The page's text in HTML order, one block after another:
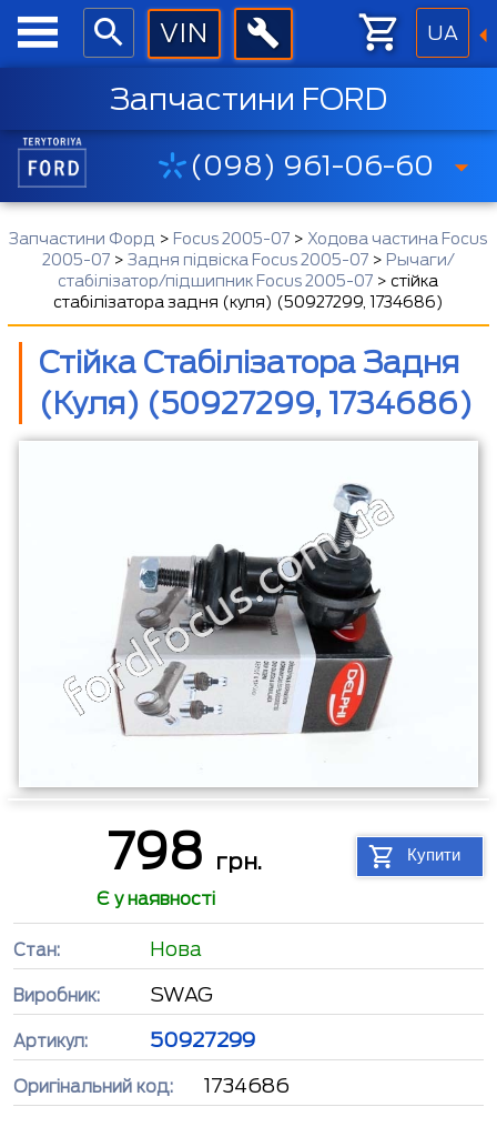
UA
Запчастини FORD
(098) 961-06-60
Запчастини Форд > Focus 2005-07 > Ходова частина Focus
2005-07> Задня підвіска Focus 2005-07> Рычаги/
стабілізатор/підшипник Focus 2005-07 > стійка
стабілізатора задня (куля) (50927299, 1734686)
Стійка Стабілізатора Задня
(куля) (50927299, 1734686)
798 грн. Купити
Є у наявності
Стан: Нова
Виробник: SWAG
Артикул: 50927299
Оригінальний код: 1734686